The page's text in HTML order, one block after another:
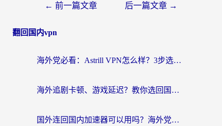
← 前一篇文章 后一篇文章 →
翻回国内vpn
海外党必看：Astrill VPN怎么样？3步选对回国加速器实现无缝刷剧玩游戏
海外追剧卡顿、游戏延迟？教你选回国加速器，附免费加速器试用一小时福利
国外连回国内加速器可以用吗？海外党亲测实用指南，解决追剧游戏卡顿难题